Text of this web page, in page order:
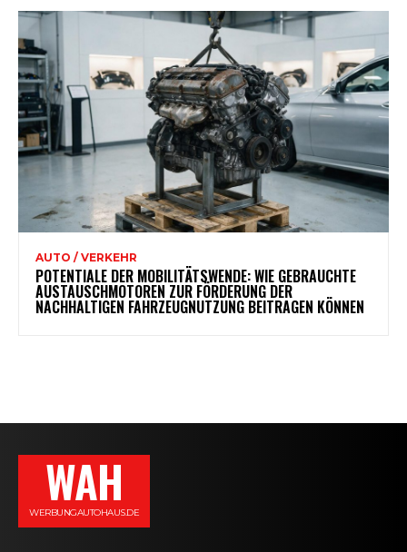
AUTO / VERKEHR
POTENTIALE DER MOBILITÄTSWENDE: WIE GEBRAUCHTE
AUSTAUSCHMOTOREN ZUR FÖRDERUNG DER
NACHHALTIGEN FAHRZEUGNUTZUNG BEITRAGEN KÖNNEN
WAH
WERBUNGAUTOHAUS.DE